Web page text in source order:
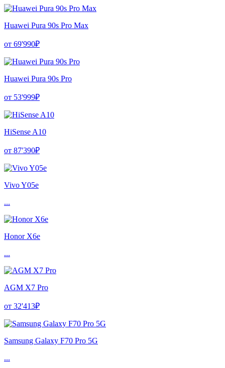
Huawei Pura 90s Pro Max
от 69'990₽
Huawei Pura 90s Pro
от 53'999₽
HiSense A10
от 87'390₽
Vivo Y05e
...
Honor X6e
...
AGM X7 Pro
от 32'413₽
Samsung Galaxy F70 Pro 5G
...